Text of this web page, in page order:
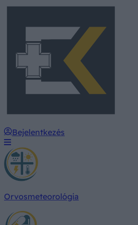
Bejelentkezés
Orvosmeteorológia